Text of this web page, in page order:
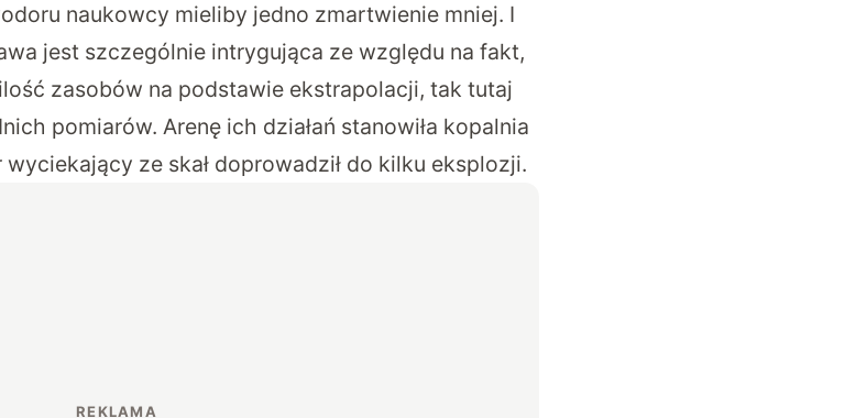
naukowcy mieliby jedno zmartwienie mniej. I
jest szczególnie intrygująca ze względu na fakt,
zasobów na podstawie ekstrapolacji, tak tutaj
pomiarów. Arenę ich działań stanowiła kopalnia
ze skał doprowadził do kilku eksplozji.